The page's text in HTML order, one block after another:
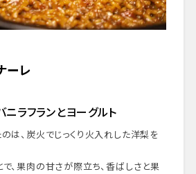
ーレ
ニラフランとヨーグルト
は、炭火でじっくり火入れした洋梨を
、果肉の甘さが際立ち、香ばしさと果